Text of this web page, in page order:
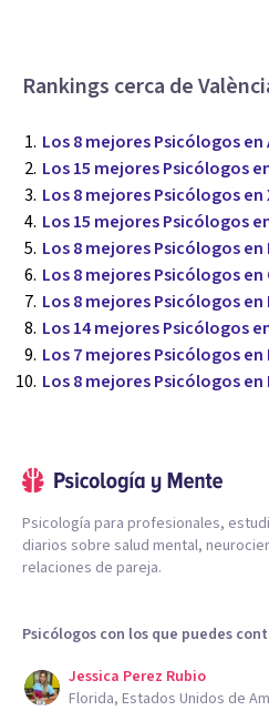
Rankings cerca de
Los 8 mejores Psicólogos
Los 15 mejores Psicólogos
Los 8 mejores Psicólogos
Los 15 mejores Psicólogos
Los 8 mejores Psicólogos
Los 8 mejores Psicólogos
Los 8 mejores Psicólogos
Los 14 mejores Psicólogos
Los 7 mejores Psicólogos en
Los 8 mejores Psicólogos en
Psicología para profesionales,
diarios sobre salud mental,
relaciones de pareja.
Psicólogos con los que puedes
Jessica Perez Rubio
Florida, Estados Unidos de